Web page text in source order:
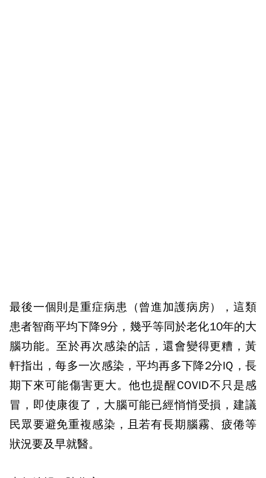
最後一個則是重症病患（曾進加護病房），這類
患者智商平均下降9分，幾乎等同於老化10年的大
腦功能。至於再次感染的話，還會變得更糟，黃
軒指出，每多一次感染，平均再多下降2分IQ，長
期下來可能傷害更大。他也提醒COVID不只是感
冒，即使康復了，大腦可能已經悄悄受損，建議
民眾要避免重複感染，且若有長期腦霧、疲倦等
狀況要及早就醫。